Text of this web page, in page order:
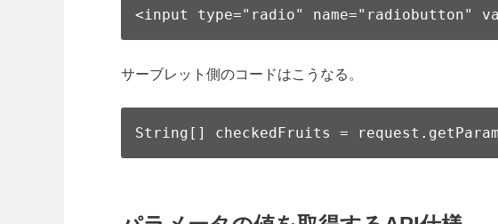
<input type="radio" name="radiobutton"
サーブレット側のコードはこうなる。
String[] checkedFruits =